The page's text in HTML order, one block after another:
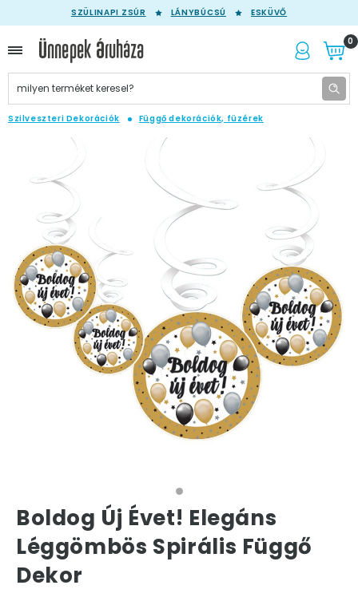
SZÜLINAPI ZSÚR LÁNYBÚCSÚ ESKÜVŐ
0
Szilveszteri Dekorációk Függő dekorációk, füzérek
Boldog Új Évet! Elegáns
Léggömbös Spirális Függő
Dekor